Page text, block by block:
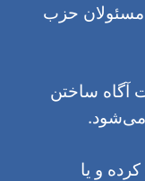
مسئولان حزب
آگاه ساختن
می‌شود.
کرده و یا